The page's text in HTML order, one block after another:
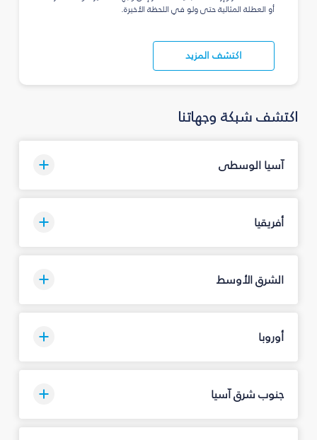
أو العطلة المثالية حتى ولو في اللحظة الأخيرة.
اكتشف المزيد
اكتشف شبكة وجهاتنا
آسيا الوسطى
أفريقيا
الشرق الأوسط
أوروبا
جنوب شرق آسيا